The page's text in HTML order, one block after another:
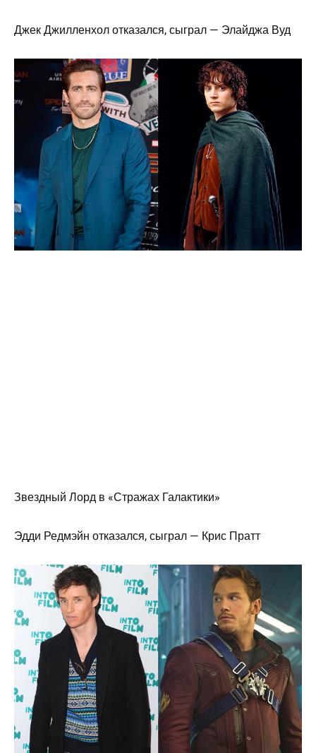
Джек Джилленхол отказался, сыграл — Элайджа Вуд
Звездный Лорд в «Стражах Галактики»
Эдди Редмэйн отказался, сыграл — Крис Пратт